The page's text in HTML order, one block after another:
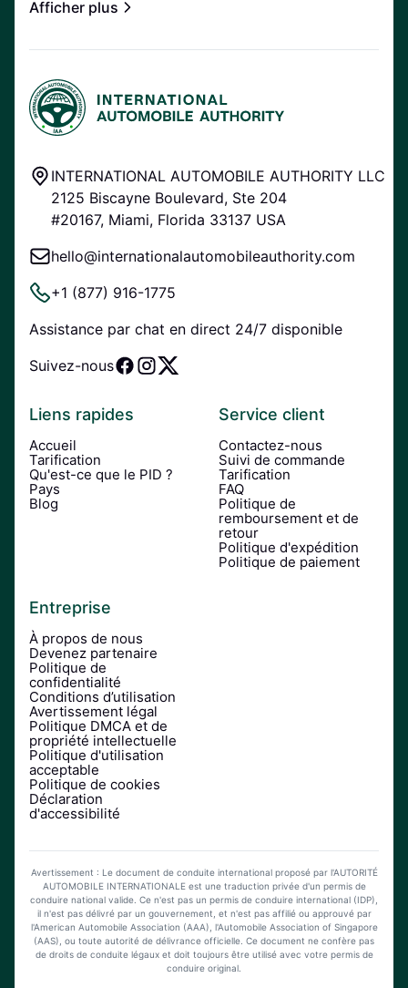
Afficher plus
INTERNATIONAL AUTOMOBILE AUTHORITY LLC
2125 Biscayne Boulevard, Ste 204
#20167, Miami, Florida 33137 USA
hello@internationalautomobileauthority.com
+1 (877) 916-1775
Assistance par chat en direct 24/7 disponible
Suivez-nous
Liens rapides
Accueil
Tarification
Qu'est-ce que le PID ?
Pays
Blog
Service client
Contactez-nous
Suivi de commande
Tarification
FAQ
Politique de
remboursement et de
retour
Politique d'expédition
Politique de paiement
Entreprise
À propos de nous
Devenez partenaire
Politique de
confidentialité
Conditions d’utilisation
Avertissement légal
Politique DMCA et de
propriété intellectuelle
Politique d'utilisation
acceptable
Politique de cookies
Déclaration
d'accessibilité
Avertissement : Le document de conduite international proposé par l'AUTORITÉ
AUTOMOBILE INTERNATIONALE est une traduction privée d'un permis de
conduire national valide. Ce n'est pas un permis de conduire international (IDP),
il n'est pas délivré par un gouvernement, et n'est pas affilié ou approuvé par
l'American Automobile Association (AAA), l'Automobile Association of Singapore
(AAS), ou toute autorité de délivrance officielle. Ce document ne confère pas
de droits de conduite légaux et doit toujours être utilisé avec votre permis de
conduire original.